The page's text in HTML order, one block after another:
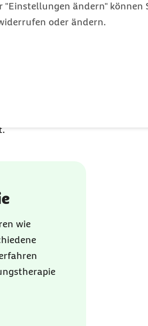
"Einstellungen ändern"
oder ändern.
erhalten Sie
und Integrative
wie